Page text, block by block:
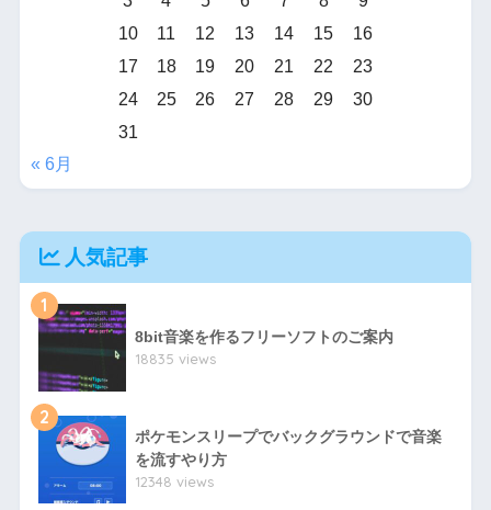
10
11 12 13 14 15
16
17
18 19 20 21 22
23
24
25 26 27 28 29
30
31
« 6月
人気記事
1
8bit音楽を作るフリーソフトのご案内
18835 views
2
ポケモンスリープでバックグラウンドで音楽
を流すやり方
12348 views